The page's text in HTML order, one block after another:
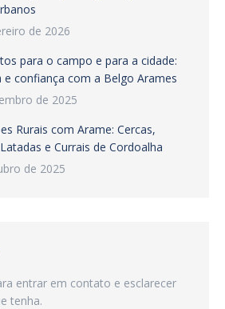
de 2026
para o campo e para a cidade:
e confiança com a Belgo Arames
de 2025
Rurais com Arame: Cercas,
e Currais de Cordoalha
de 2025
entrar em contato e esclarecer
tenha.